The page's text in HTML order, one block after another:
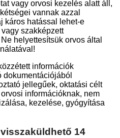
vagy orvosi kezelés alatt áll,
vannak azzal
káros hatással lehet-e
szakképzett
helyettesítsük orvos által
információk
dokumentációjából
jellegűek, oktatási célt
információknak, nem
kezelése, gyógyítása
14